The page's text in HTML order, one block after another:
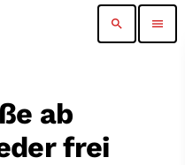
search menu
ab
frei